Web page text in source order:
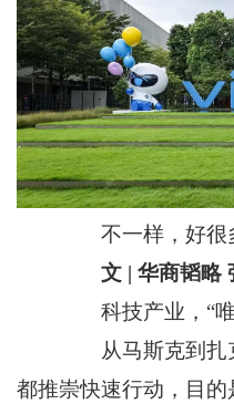
不一样，好很多
文 | 华商韬略
科技产业，“唯快
从马斯克到扎克伯
都推崇快速行动，目